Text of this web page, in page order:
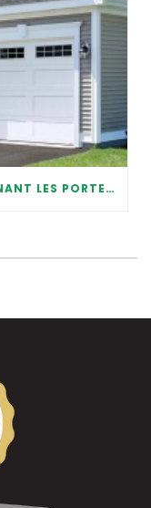
CONSEILS DE SÉCURITÉ CONCERNANT LES PORTES DE GARAGE MODERNES